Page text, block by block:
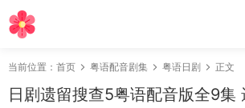
当前位置： 首页 粤语配音剧集 粤语日剧 正文
日剧遗留搜查5粤语配音版全9集